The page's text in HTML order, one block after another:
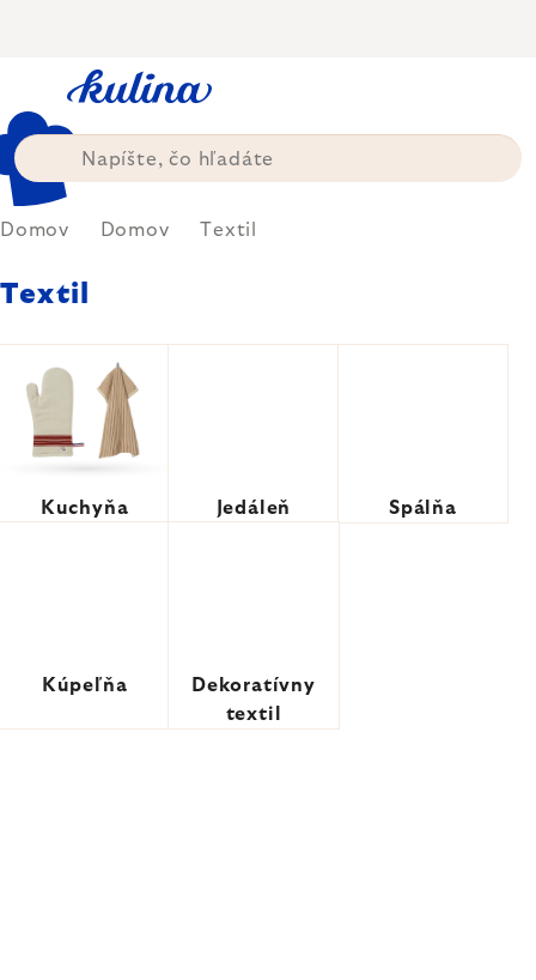
Domov Domov Textil
Textil
Kuchyňa Jedáleň Spálňa
Kúpeľňa
Dekoratívny
textil